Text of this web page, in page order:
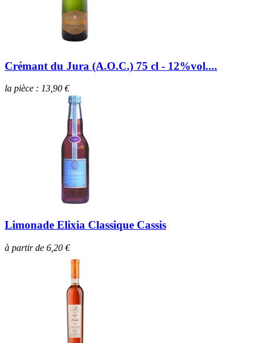
Crémant du Jura (A.O.C.) 75 cl - 12%vol....
la pièce : 13,90 €
Limonade Elixia Classique Cassis
à partir de 6,20 €